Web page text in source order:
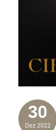
30
Dez 2022